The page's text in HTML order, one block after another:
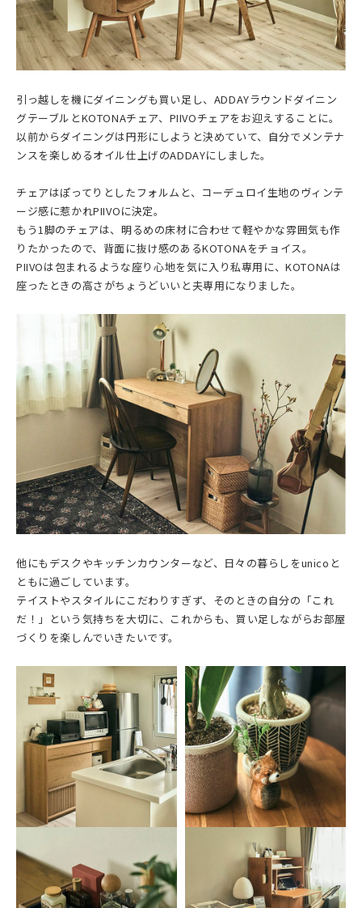
引っ越しを機にダイニングも買い足し、ADDAYラウンドダイニン
グテーブルとKOTONAチェア、PIIVOチェアをお迎えすることに。
以前からダイニングは円形にしようと決めていて、自分でメンテナ
ンスを楽しめるオイル仕上げのADDAYにしました。
チェアはぽってりとしたフォルムと、コーデュロイ生地のヴィンテ
ージ感に惹かれPIIVOに決定。
もう1脚のチェアは、明るめの床材に合わせて軽やかな雰囲気も作
りたかったので、背面に抜け感のあるKOTONAをチョイス。
PIIVOは包まれるような座り心地を気に入り私専用に、KOTONAは
座ったときの高さがちょうどいいと夫専用になりました。
他にもデスクやキッチンカウンターなど、日々の暮らしをunicoと
ともに過ごしています。
テイストやスタイルにこだわりすぎず、そのときの自分の「これ
だ！」という気持ちを大切に、これからも、買い足しながらお部屋
づくりを楽しんでいきたいです。